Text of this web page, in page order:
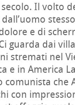
Il volto
e di
guarda dai
stremati nel
e in America
che
con